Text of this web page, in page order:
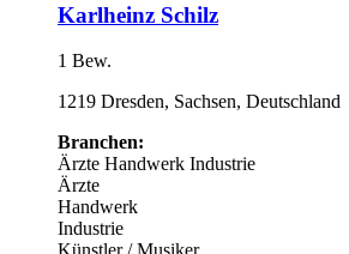
Karlheinz Schilz
1 Bew.
1219 Dresden, Sachsen, Deutschland
Branchen:
Ärzte Handwerk Industrie
Ärzte
Handwerk
Industrie